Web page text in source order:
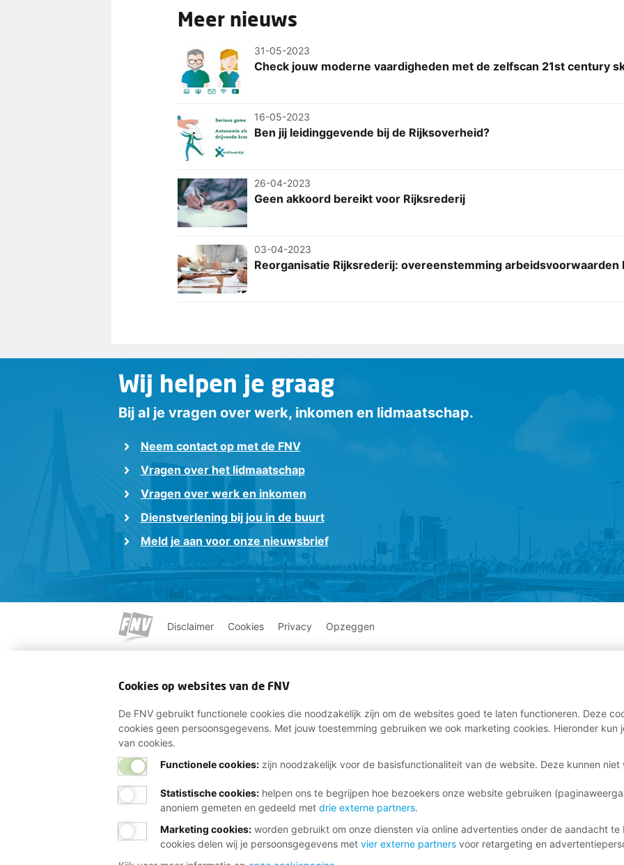
Meer nieuws
31-05-2023
Check jouw moderne vaardigheden met de zelfscan 21st century
16-05-2023
Ben jij leidinggevende bij de Rijksoverheid?
26-04-2023
Geen akkoord bereikt voor Rijksrederij
03-04-2023
Reorganisatie Rijksrederij: overeenstemming arbeidsvoorwaarden
Wij helpen je graag
Bij al je vragen over werk, inkomen en lidmaatschap.
Neem contact op met de FNV
Vragen over het lidmaatschap
Vragen over werk en inkomen
Dienstverlening bij jou in de buurt
Meld je aan voor onze nieuwsbrief
Disclaimer Cookies Privacy Opzeggen
Cookies op websites van de FNV
De FNV gebruikt functionele cookies die noodzakelijk zijn om de websites goed te laten functioneren. Deze
cookies geen persoonsgegevens. Met jouw toestemming gebruiken we ook marketing cookies. Hieronder
van cookies.
Functionele cookies:zijn noodzakelijk voor de basisfunctionaliteit van de website. Deze kunnen niet
Statistische cookies: helpen ons te begrijpen hoe bezoekers onze website gebruiken
anoniem gemeten en gedeeld met drie externe partners.
Marketing cookies: worden gebruikt om onze diensten via online advertenties onder de aandacht
cookies delen wij je persoonsgegevens met vier externe partnersvoor retargeting en